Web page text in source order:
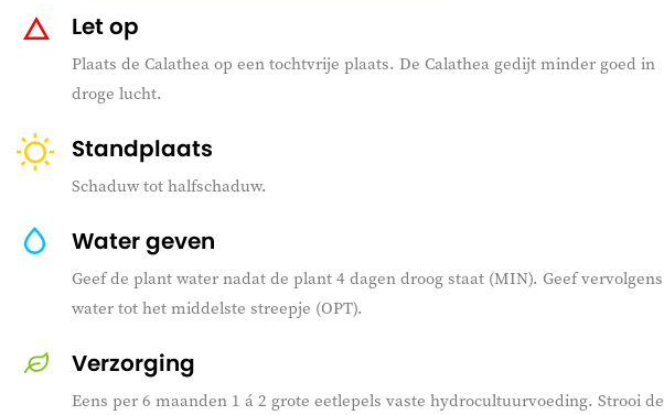
Let op
Plaats de Calathea op een tochtvrije plaats. De Calathea gedijt minder goed in
droge lucht.
Standplaats
Schaduw tot halfschaduw.
Water geven
Geef de plant water nadat de plant 4 dagen droog staat (MIN). Geef vervolgens
water tot het middelste streepje (OPT).
Verzorging
Eens per 6 maanden 1 á 2 grote eetlepels vaste hydrocultuurvoeding. Strooi de